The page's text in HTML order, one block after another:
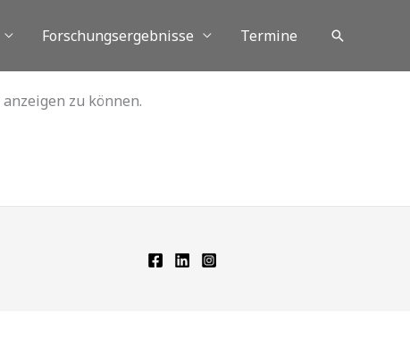
Forschungsergebnisse Termine Suchen
zu können.